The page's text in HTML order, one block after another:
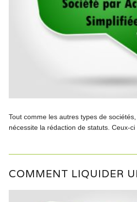
Tout comme les autres types de
nécessite la rédaction de statuts. Ceux-ci
COMMENT LIQUIDER